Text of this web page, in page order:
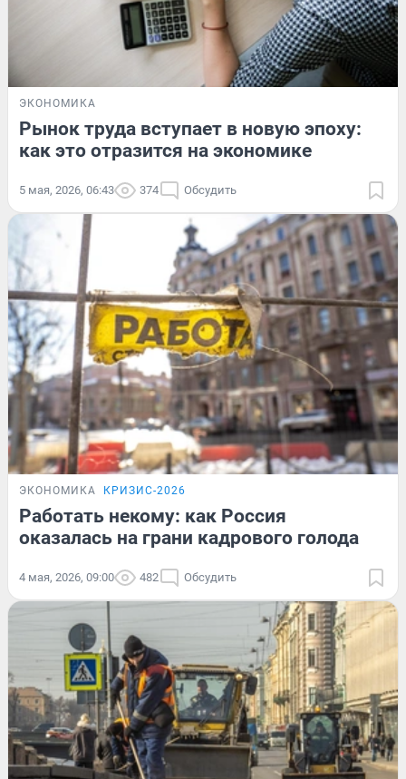
ЭКОНОМИКА
Рынок труда вступает в новую эпоху:
как это отразится на экономике
5 мая, 2026, 06:43 374 Обсудить
ЭКОНОМИКА КРИЗИС-2026
Работать некому: как Россия
оказалась на грани кадрового голода
4 мая, 2026, 09:00 482 Обсудить